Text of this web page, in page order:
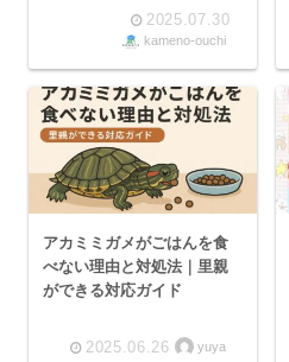
2025.07.30
kameno-ouchi
アカミミガメがごはんを食
べない理由と対処法｜里親
ができる対応ガイド
2025.06.26 yuya